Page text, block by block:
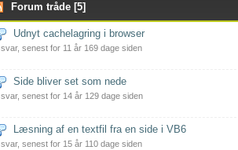
Forum tråde [5]
Udnyt cachelagring i browser
svar, senest for 11 år 169 dage siden
Side bliver set som nede
svar, senest for 14 år 129 dage siden
Læsning af en textfil fra en side i VB6
svar, senest for 15 år 110 dage siden